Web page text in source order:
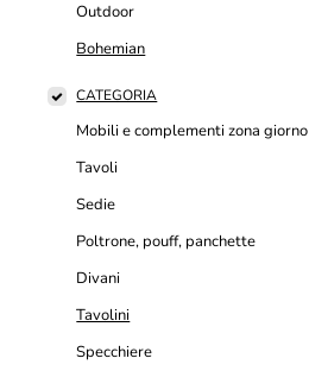
Outdoor
Bohemian
CATEGORIA
Mobili e complementi zona giorno
Tavoli
Sedie
Poltrone, pouff, panchette
Divani
Tavolini
Specchiere